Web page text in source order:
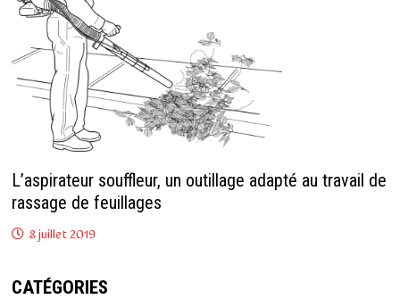
L’aspirateur souffleur, un outillage adapté au travail de
rassage de feuillages
8 juillet 2019
CATÉGORIES